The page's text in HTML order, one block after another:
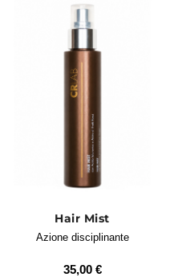
Hair Mist
Azione disciplinante
35,00 €